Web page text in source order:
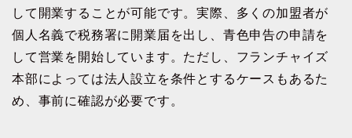
して開業することが可能です。実際、多くの加盟者が
個人名義で税務署に開業届を出し、青色申告の申請を
して営業を開始しています。ただし、フランチャイズ
本部によっては法人設立を条件とするケースもあるた
め、事前に確認が必要です。